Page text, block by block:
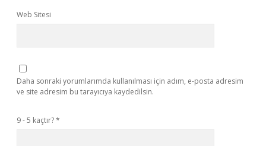
Web Sitesi
Daha sonraki yorumlarımda kullanılması için adım, e-posta adresim
ve site adresim bu tarayıcıya kaydedilsin.
9 - 5 kaçtır?*